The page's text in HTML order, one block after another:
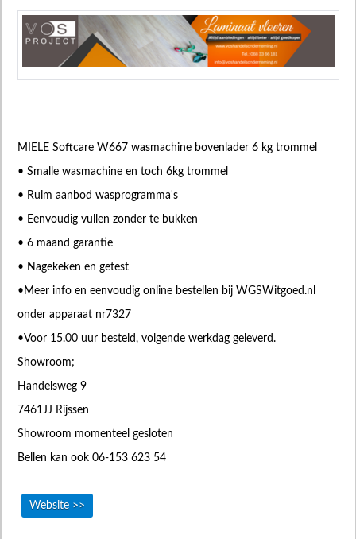
MIELE Softcare W667 wasmachine bovenlader 6 kg trommel
• Smalle wasmachine en toch 6kg trommel
• Ruim aanbod wasprogramma's
• Eenvoudig vullen zonder te bukken
• 6 maand garantie
• Nagekeken en getest
•Meer info en eenvoudig online bestellen bij WGSWitgoed.nl
onder apparaat nr7327
•Voor 15.00 uur besteld, volgende werkdag geleverd.
Showroom;
Handelsweg 9
7461JJ Rijssen
Showroom momenteel gesloten
Bellen kan ook 06-153 623 54
Website >>